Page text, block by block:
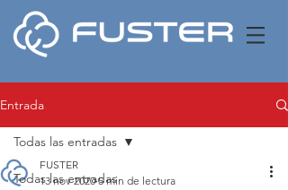
Entrada
Todas las entradas
Todas las entradas
FUSTER
13 nov 2020 5 min de lectura